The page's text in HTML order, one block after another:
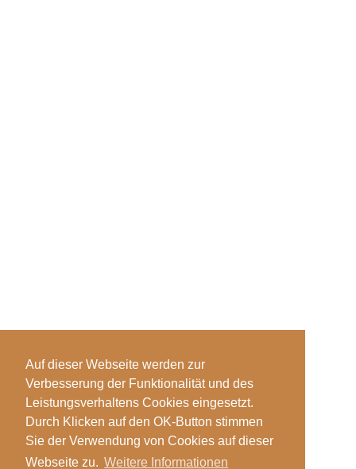
Auf dieser Webseite werden zur
Verbesserung der Funktionalität und des
Leistungsverhaltens Cookies eingesetzt.
Durch Klicken auf den OK-Button stimmen
Sie der Verwendung von Cookies auf dieser
Webseite zu. Weitere Informationen